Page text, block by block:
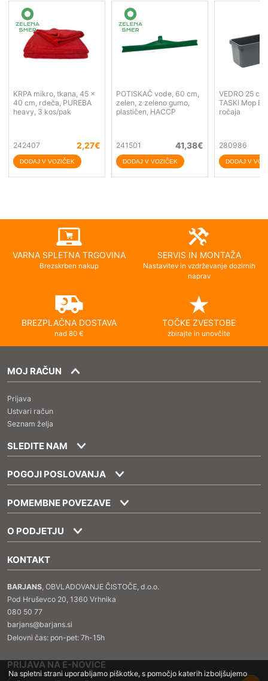
KRPA mikro, tkana, 45 x
40 cm, rdeča, PUREBA
heavy, 3 kos/pak
242407 2,27€
POTISKAČ vode, 60 cm,
zelen, z zeleno gumo,
plastičen, HACCP
241501 41,38€
VEDRO 25
TASKI Mop
ročaja
280986
VARNA SPLETNA TRGOVINA
Brezskrben nakup
SERVIS IN MONTAŽA
Nastavitev in vzdrževanje dozirnih
naprav
BREZPLAČNA DOSTAVA
nad 80 €
TOČKE ZVESTOBE
zbirajte in unovčite
MOJ RAČUN
Prijava
Ustvari račun
Seznam želja
SLEDITE NAM
POGOJI POSLOVANJA
POMEMBNE POVEZAVE
O PODJETJU
KONTAKT
BARJANS, OBVLADOVANJE ČISTOČE, d.o.o.
Pod Hruševco 20, 1360 Vrhnika
080 50 77
barjans@barjans.si
Delovni čas: pon-pet: 7h-15h
PRIJAVA NA E-NOVICE
Na spletni strani uporabljamo piškotke, s pomočjo katerih izboljšujemo